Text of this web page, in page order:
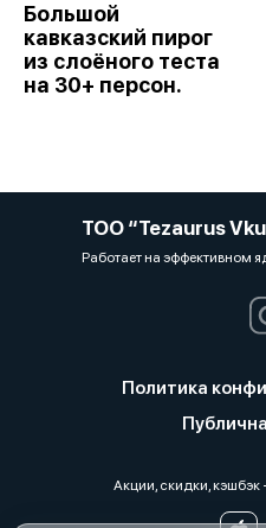
Большой
кавказский пирог
из слоёного теста
на 30+ персон.
ТОО “Tezaurus
Работает на эффективном
Политика
Акции, скидки,